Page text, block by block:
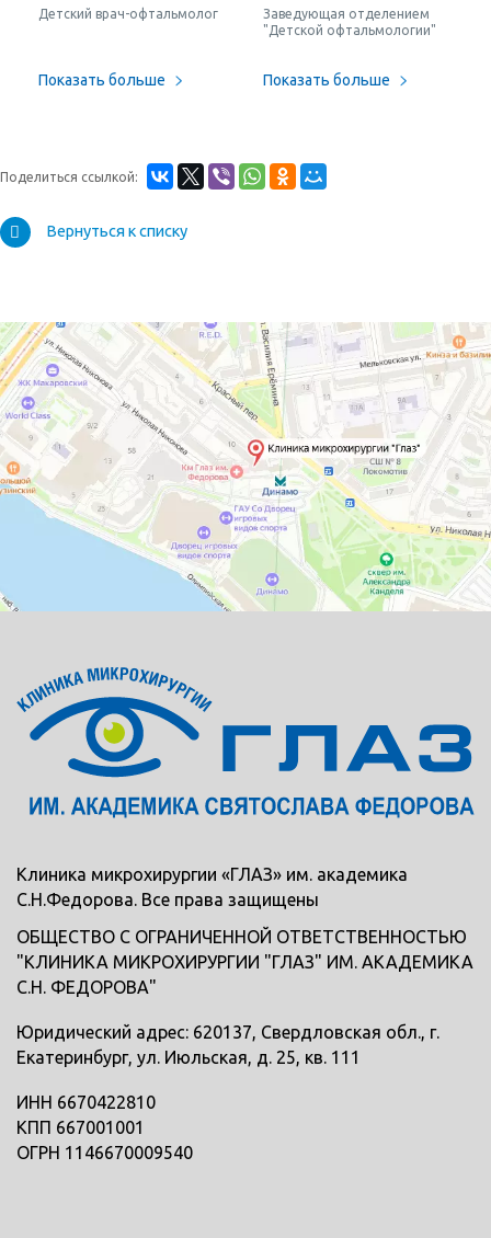
Детский врач-офтальмолог
Показать больше
Заведующая отделением
"Детской офтальмологии"
Показать больше
Поделиться ссылкой:
Вернуться к списку
Клиника микрохирургии «ГЛАЗ» им. академика
С.Н.Федорова. Все права защищены
ОБЩЕСТВО С ОГРАНИЧЕННОЙ ОТВЕТСТВЕННОСТЬЮ
"КЛИНИКА МИКРОХИРУРГИИ "ГЛАЗ" ИМ. АКАДЕМИКА
С.Н. ФЕДОРОВА"
Юридический адрес: 620137, Свердловская обл., г.
Екатеринбург, ул. Июльская, д. 25, кв. 111
ИНН 6670422810
КПП 667001001
ОГРН 1146670009540